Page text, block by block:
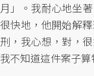
月」。我耐心地坐
很快地，他開始解
刑，我心想，對，
我不知道這件案子算